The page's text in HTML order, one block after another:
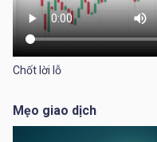
Chốt lời lỗ
Mẹo giao dịch